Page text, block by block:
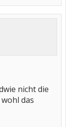
nicht die
das